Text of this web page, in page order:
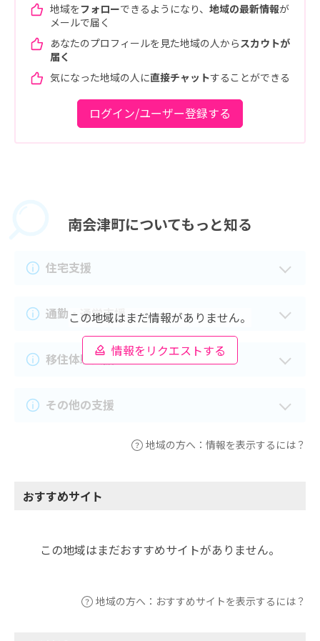
地域をフォローできるようになり、 地域の最新情報が
メールで届く
あなたのプロフィールを見た地域の人から スカウトが
届く
気になった地域の人に直接チャットすることができる
ログイン/ユーザー登録する
南会津町についてもっと知る
この地域はまだ情報がありません。
情報をリクエストする
住宅支援
通勤・通学支援
移住体験支援
その他の支援
地域の方へ：情報を表示するには？
おすすめサイト
この地域はまだおすすめサイトがありません。
地域の方へ：おすすめサイトを表示するには？